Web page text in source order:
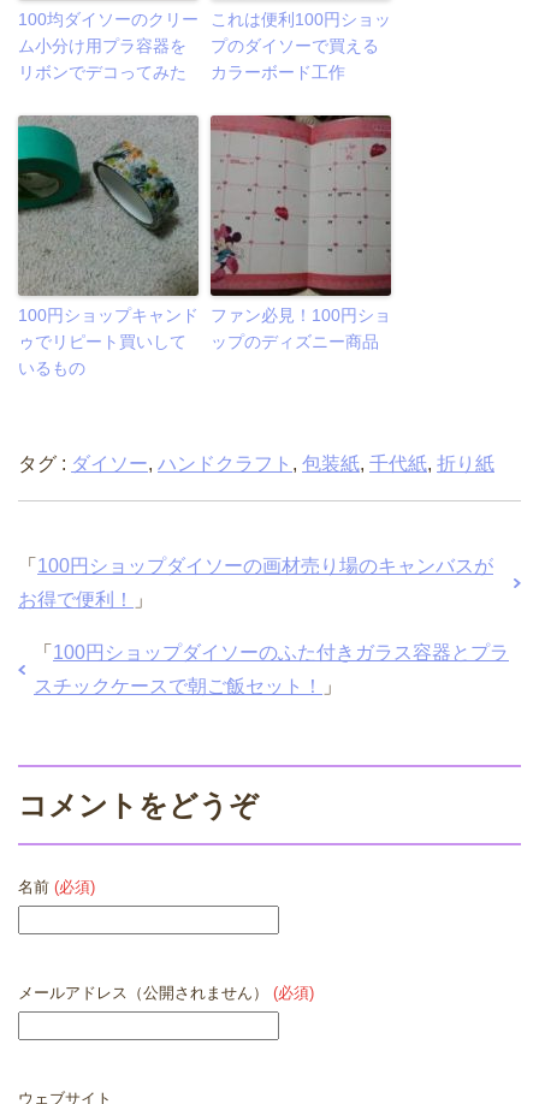
100均ダイソーのクリー
ム小分け用プラ容器を
リボンでデコってみた
これは便利100円ショッ
プのダイソーで買える
カラーボード工作
100円ショップキャンド
ゥでリピート買いして
いるもの
ファン必見！100円ショ
ップのディズニー商品
タグ : ダイソー, ハンドクラフト , 包装紙, 千代紙, 折り紙
「 100円ショップダイソーの画材売り場のキャンバスが
お得で便利！
」
「 100円ショップダイソーのふた付きガラス容器とプラ
スチックケースで朝ご飯セット！
」
コメントをどうぞ
名前 (必須)
メールアドレス（公開されません） (必須)
ウェブサイト